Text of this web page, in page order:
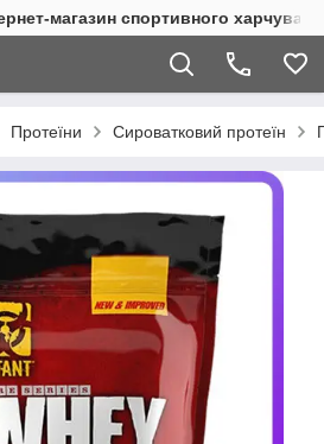
магазин спортивного
Протеїни Сироватковий протеїн